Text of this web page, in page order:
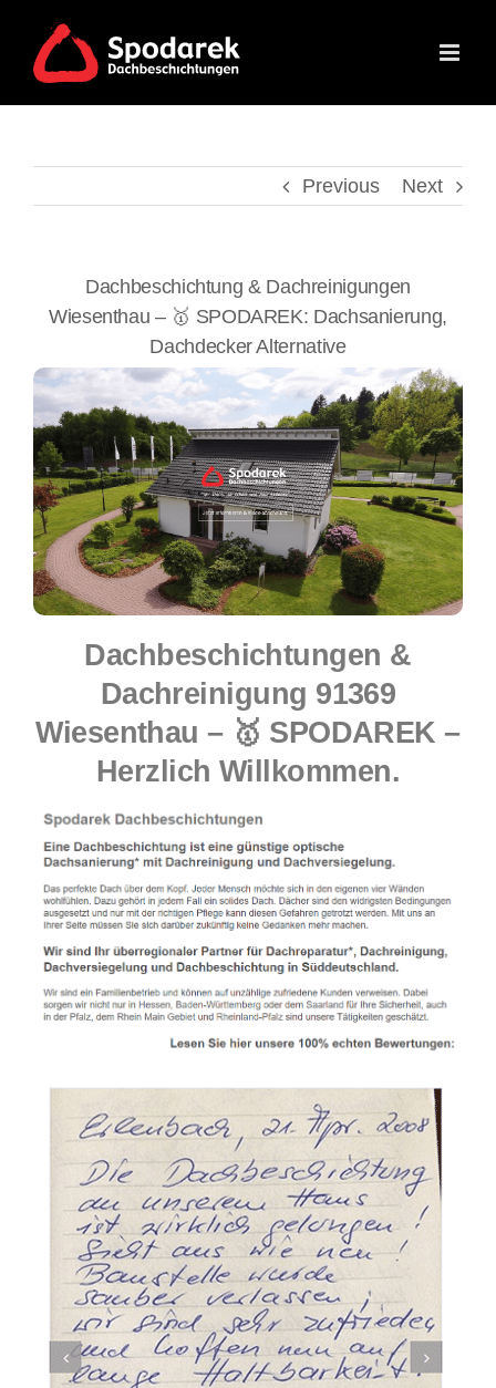
content
Previous Next
Dachbeschichtung & Dachreinigungen
Wiesenthau – 🥇 SPODAREK: Dachsanierung,
Dachdecker Alternative
Dachbeschichtungen &
Dachreinigung 91369
Wiesenthau – 🥇 SPODAREK –
Herzlich Willkommen.